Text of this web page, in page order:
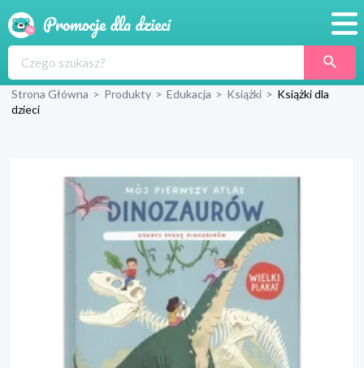
Produkty
Blog
Wyprawka
Strona Główna > Produkty > Edukacja > Książki > Książki dla
dzieci